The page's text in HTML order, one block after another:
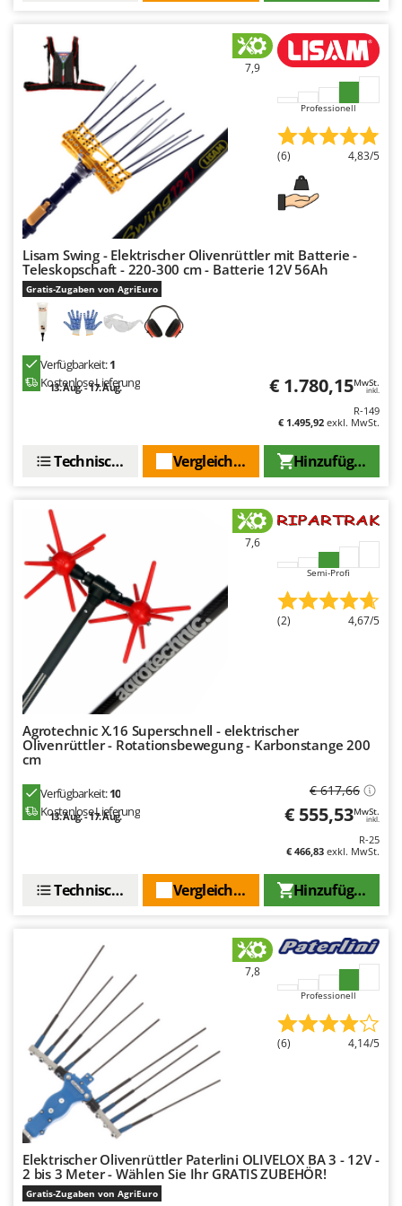
Spring Protezione
Spyro
Stanley
Stocker
Sunseeker
T
TecnoGen
Tellarini Pompe
Telwin
Tenco
Tineco
Titania
Trev - Abrek - TecnoVIR
Troy-Bilt
U
Udor
Unger
Verdemax
Vesco
W
Weber
WIDU
Wortex
Yard Force
Zanon
Zephir
ZGrills
Zodiac
Zomax
7,9
Professionell
(6) 4,83/5
Lisam Swing - Elektrischer Olivenrüttler mit Batterie -
Teleskopschaft - 220-300 cm - Batterie 12V 56Ah
Gratis-Zugaben von AgriEuro
Verfügbarkeit:1
Kostenlose Lieferung
13. Aug. - 17. Aug. € 1.780,15MwSt.
inkl.
R-149
€ 1.495,92 exkl. MwSt.
Hinzufügen
Vergleichen Sie
Technische Daten
7,6
Semi-Profi
(2) 4,67/5
Agrotechnic X.16 Superschnell - elektrischer
Olivenrüttler - Rotationsbewegung - Karbonstange 200
cm
Verfügbarkeit:10
Kostenlose Lieferung
13. Aug. - 17. Aug.
€ 617,66
€ 555,53MwSt.
inkl.
R-25
€ 466,83 exkl. MwSt.
Hinzufügen
Vergleichen Sie
Technische Daten
7,8
Professionell
(6) 4,14/5
Elektrischer Olivenrüttler Paterlini OLIVELOX BA 3 - 12V -
2 bis 3 Meter - Wählen Sie Ihr GRATIS ZUBEHÖR!
Gratis-Zugaben von AgriEuro